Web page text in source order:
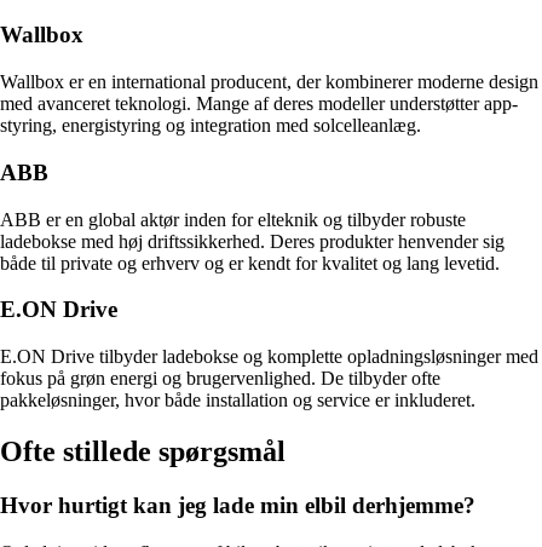
Wallbox
Wallbox er en international producent, der kombinerer moderne design
med avanceret teknologi. Mange af deres modeller understøtter app-
styring, energistyring og integration med solcelleanlæg.
ABB
ABB er en global aktør inden for elteknik og tilbyder robuste
ladebokse med høj driftssikkerhed. Deres produkter henvender sig
både til private og erhverv og er kendt for kvalitet og lang levetid.
E.ON Drive
E.ON Drive tilbyder ladebokse og komplette opladningsløsninger med
fokus på grøn energi og brugervenlighed. De tilbyder ofte
pakkeløsninger, hvor både installation og service er inkluderet.
Ofte stillede spørgsmål
Hvor hurtigt kan jeg lade min elbil derhjemme?